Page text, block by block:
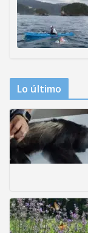
Lo último